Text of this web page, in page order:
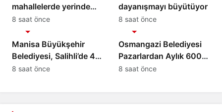
mahallelerde yerinde
inceleme
8 saat önce
dayanışmayı büyütüyor
8 saat önce
Manisa Büyükşehir
Belediyesi, Salihli’de 4
Caddeyi Sıcak Asfaltla
8 saat önce
Osmangazi Belediyesi
Pazarlardan Aylık 600
Ton Atık Topluyor
8 saat önce